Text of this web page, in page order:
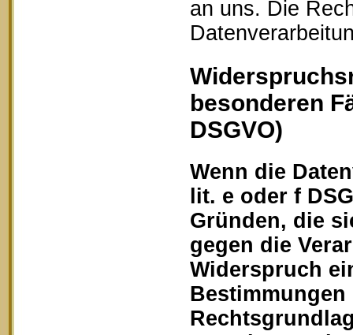
an uns. Die
besonderen
DSGVO)
Wenn die
lit. e oder f
Gründen, die
gegen die
Widerspruch